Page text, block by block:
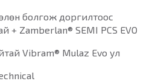
болгож доргилтоос
+ Zamberlan® SEMI PCS EVO
Vibram® Mulaz Evo ул